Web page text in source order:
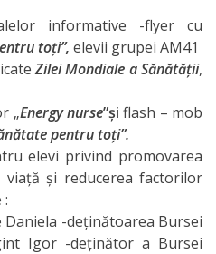
informative -flyer cu
toți”, elevii grupei AM41
Zilei Mondiale a Sănătății,
„Energy nurse”șiflash – mob
pentru toți”.
elevi privind promovarea
viață și reducerea factorilor
Daniela -deținătoarea Bursei
Igor -deținător a Bursei